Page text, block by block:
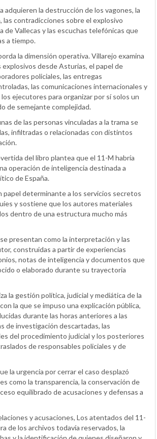
adquieren la destrucción de los vagones, la
las contradicciones sobre el explosivo
de Vallecas y las escuchas telefónicas que
a tiempo.
la dimensión operativa. Villarejo examina
desde Asturias, el papel de
policiales, las entregas
las comunicaciones internacionales y
los ejecutores para organizar por sí solos un
de semejante complejidad.
de las personas vinculadas a la trama se
infiltradas o relacionadas con distintos
del libro plantea que el 11-M habría
operación de inteligencia destinada a
de España.
papel determinante a los servicios secretos
y sostiene que los autores materiales
dentro de una estructura mucho más
presentan como la interpretación y las
construidas a partir de experiencias
notas de inteligencia y documentos que
o elaborado durante su trayectoria
la gestión política, judicial y mediática de la
la que se impuso una explicación pública,
durante las horas anteriores a las
de investigación descartadas, las
del procedimiento judicial y los posteriores
de responsables policiales y de
la urgencia por cerrar el caso desplazó
como la transparencia, la conservación de
equilibrado de acusaciones y defensas a
y acusaciones, Los atentados del 11-
de los archivos todavía reservados, la